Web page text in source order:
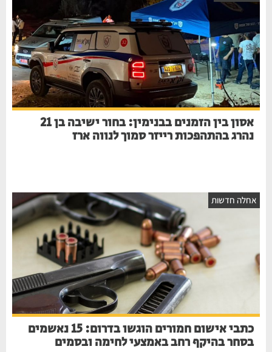
אסון בין הזמנים בבנימין: בחור ישיבה בן 21
נהרג בהתהפכות רייזר סמוך לנווה ארז
אחלה חדשות
כתבי אישום חמורים הוגשו בדרום: 15 נאשמים
בסחר בהיקף רחב באמצעי לחימה ובסמים